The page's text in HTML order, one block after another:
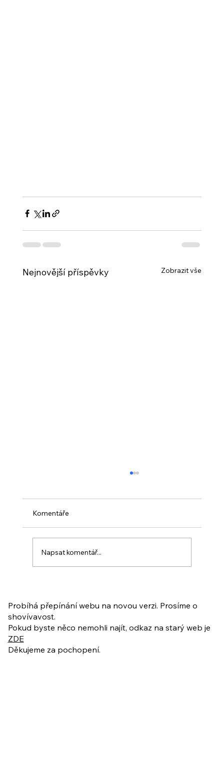
Nejnovější příspěvky Zobrazit vše
ukázkové lekce
Komentáře
Napsat komentář...
Probíhá přepínání webu na novou verzi. Prosíme o
shovívavost.
Pokud byste něco nemohli najít, odkaz na starý web je
ZDE
Děkujeme za pochopení.